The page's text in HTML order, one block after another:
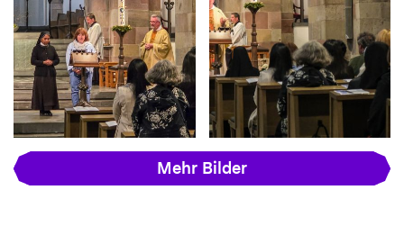
Mehr Bilder